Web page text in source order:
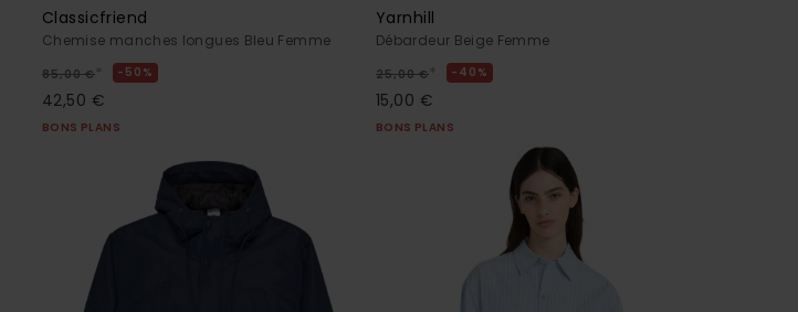
Classicfriend
Chemise manches longues Bleu Femme
85,00 € * 50%
42,50 €
BONS PLANS
Yarnhill
Débardeur Beige Femme
25,00 € * 40%
15,00 €
BONS PLANS